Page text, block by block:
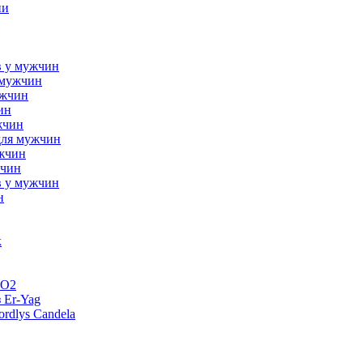
у мужчин
мужчин
у мужчин
Yag
Candela